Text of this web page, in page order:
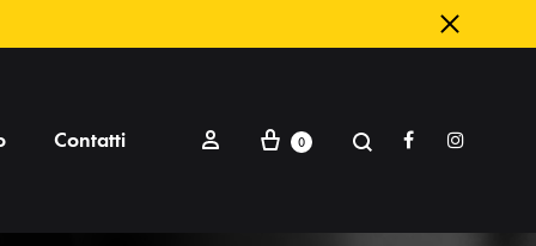
Contatti 0 FacebookInstagram